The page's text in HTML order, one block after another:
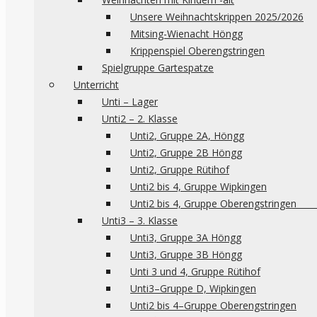
Unsere Weihnachtskrippen 2025/2026
Mitsing-Wienacht Höngg
Krippenspiel Oberengstringen
Spielgruppe Gartespatze
Unterricht
Unti – Lager
Unti2 – 2. Klasse
Unti2, Gruppe 2A, Höngg
Unti2, Gruppe 2B Höngg
Unti2, Gruppe Rütihof
Unti2 bis 4, Gruppe Wipkingen
Unti2 bis 4, Gruppe
Unti3 – 3. Klasse
Unti3, Gruppe 3A Höngg
Unti3, Gruppe 3B Höngg
Unti 3 und 4, Gruppe Rütihof
Unti3–Gruppe D, Wipkingen
Unti2 bis 4–Gruppe Oberengstringen